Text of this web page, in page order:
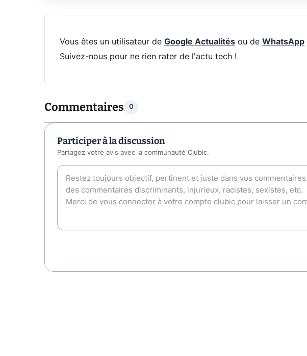
Vous êtes un utilisateur de Google Actualitésou de WhatsApp
Suivez-nous pour ne rien rater de l'actu tech !
Commentaires 0
Participer à la discussion
Partagez votre avis avec la communauté Clubic.